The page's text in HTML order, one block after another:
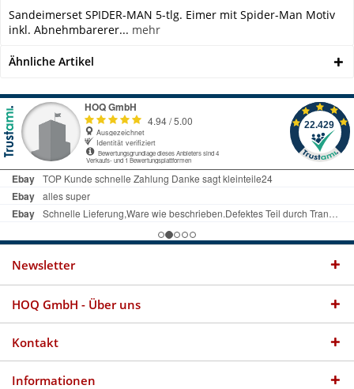
Sandeimerset SPIDER-MAN 5-tlg. Eimer mit Spider-Man Motiv
inkl. Abnehmbarerer... mehr
Ähnliche Artikel
Newsletter
HOQ GmbH - Über uns
Kontakt
Informationen